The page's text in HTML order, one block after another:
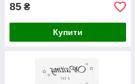
85 ₴
Купити